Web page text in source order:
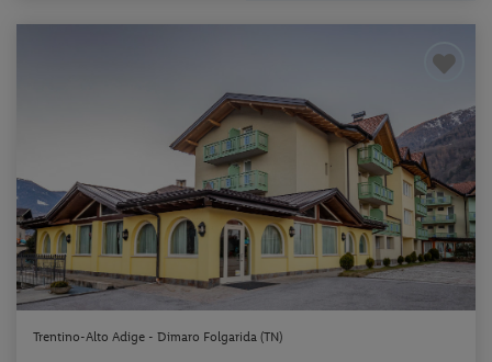
Trentino-Alto Adige - Dimaro Folgarida (TN)